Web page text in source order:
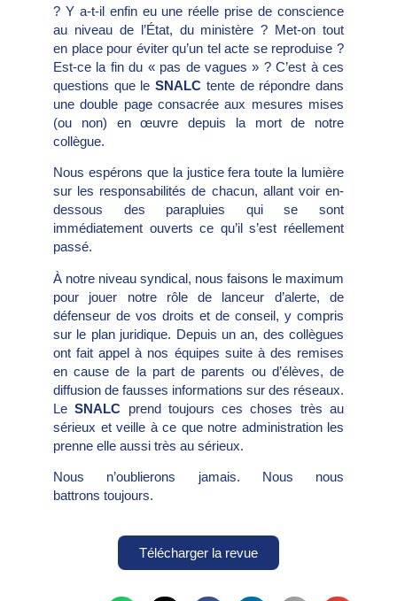
? Y a-t-il enfin eu une réelle prise de conscience
au niveau de l’État, du ministère ? Met-on tout
en place pour éviter qu’un tel acte se reproduise ?
Est-ce la fin du « pas de vagues » ? C’est à ces
questions que leSNALC tente de répondre dans
une double page consacrée aux mesures mises
(ou non) en œuvre depuis la mort de notre
collègue.
Nous espérons que la justice fera toute la lumière
sur les responsabilités de chacun, allant voir en-
dessous des parapluies qui se sont
immédiatement ouverts ce qu’il s’est réellement
passé.
À notre niveau syndical, nous faisons le maximum
pour jouer notre rôle de lanceur d’alerte, de
défenseur de vos droits et de conseil, y compris
sur le plan juridique. Depuis un an, des collègues
ont fait appel à nos équipes suite à des remises
en cause de la part de parents ou d’élèves, de
diffusion de fausses informations sur des réseaux.
LeSNALC prend toujours ces choses très au
sérieux et veille à ce que notre administration les
prenne elle aussi très au sérieux.
Nous n’oublierons jamais. Nous nous
battrons toujours.
Télécharger la revue